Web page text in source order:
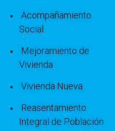
Acompañamiento
Social
Mejoramiento de
Vivienda
Vivienda Nueva
Reasentamiento
Integral de Población